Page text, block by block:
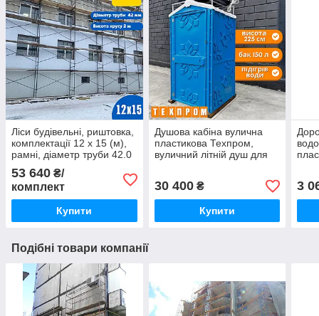
Ліси будівельні, риштовка,
комплектації 12 х 15 (м),
рамні, діаметр труби 42.0
(мм)
53 640 ₴/
комплект
Купити
Душова кабіна вулична
пластикова Техпром,
вуличний літній душ для
30 400₴
Купити
3
Подібні товари компанії